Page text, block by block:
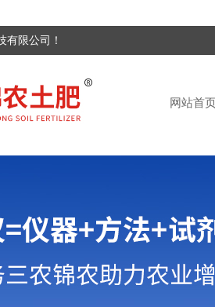
有限公司！
网站首